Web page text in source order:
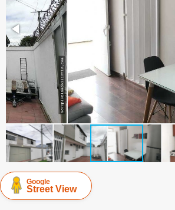
Google
Street View